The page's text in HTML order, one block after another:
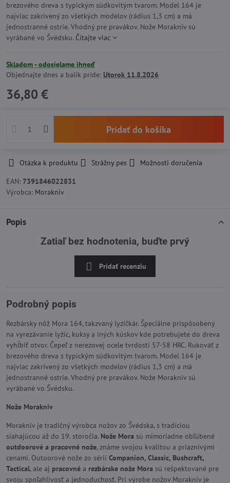
brezového dreva s typickým súdkovitým tvarom. Model 164 je
najviac zakrivený zo všetkých modelov (rádius 1,3 cm) a má
jednostranné ostrie. Vhodný pre pravákov. Nože Morakniv sú
vyrábané vo Švédsku. Čítajte viac
Skladom - odosielame ihneď
Objednajte dnes a balík príde: Utorok 11.8.2026
36,80 €
Pridať do košíka
Otázka k produktu Strážny pes
Možnosti doručenia
EAN: 7391846022831
Výrobca: Morakniv
Popis
Zatiaľ bez hodnotenia, buďte prvý
Pridať recenziu
Podrobný popis
Rezbársky nôž Mora 164, takzvaný lyzičkár. Špeciálne prispôsobený
na vyrezávanie lyžíc, kuksy a iných kúskov kde potrebujete do dreva
vyhĺbiť otvor. Čepeľ z nerezovej ocele tvrdosti 57-58 HRC. Rukoväť z
brezového dreva s typickým súdkovitým tvarom. Model 164 je
najviac zakrivený zo všetkých modelov (rádius 1,3 cm) a má
jednostranné ostrie. Vhodný pre pravákov. Nože Morakniv sú
vyrábané vo Švédsku.
Nože Morakniv
Morakniv je tradičný výrobca nožov zo Švédska, s tradíciou
siahajúcou až do 19. storočia. Nože Mora sú mimoriadne obľúbené
outdoorové a pracovné nože, známe svojou kvalitou a priaznivými
cenami. Outoorové nože zo sérií Companion, Classic, Bushcraft,
Tactical, ale aj pracovné a rezbárske nože Mora sú rešpektované pre
svoju spoľahlivosť a jednoduchosť. Pri výrobe nožov Morakniv je